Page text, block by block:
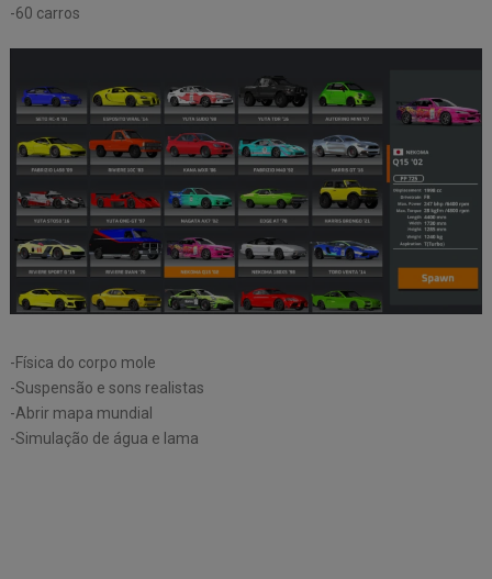
-60 carros
-Física do corpo mole
-Suspensão e sons realistas
-Abrir mapa mundial
-Simulação de água e lama